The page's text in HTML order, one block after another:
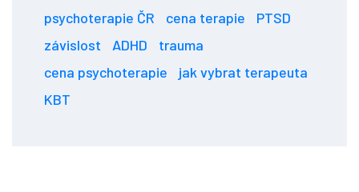
psychoterapie ČR
cena terapie
PTSD
závislost
ADHD
trauma
cena psychoterapie
jak vybrat terapeuta
KBT